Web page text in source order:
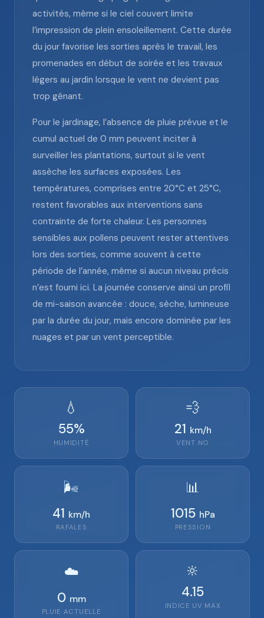
activités, même si le ciel couvert limite
l’impression de plein ensoleillement. Cette durée
du jour favorise les sorties après le travail, les
promenades en début de soirée et les travaux
légers au jardin lorsque le vent ne devient pas
trop gênant.
Pour le jardinage, l’absence de pluie prévue et le
cumul actuel de 0 mm peuvent inciter à
surveiller les plantations, surtout si le vent
assèche les surfaces exposées. Les
températures, comprises entre 20°C et 25°C,
restent favorables aux interventions sans
contrainte de forte chaleur. Les personnes
sensibles aux pollens peuvent rester attentives
lors des sorties, comme souvent à cette
période de l’année, même si aucun niveau précis
n’est fourni ici. La journée conserve ainsi un profil
de mi-saison avancée : douce, sèche, lumineuse
par la durée du jour, mais encore dominée par les
nuages et par un vent perceptible.
💧
55%
HUMIDITÉ
💨
21 km/h
VENT NO
🌬️
41 km/h
RAFALES
📊
1015 hPa
PRESSION
☁️
0 mm
PLUIE ACTUELLE
🔆
4.15
INDICE UV MAX